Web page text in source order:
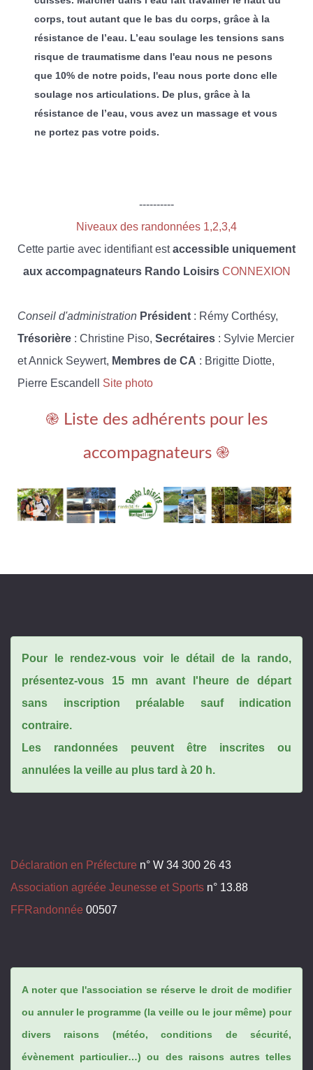
corps, tout autant que le bas du corps, grâce à la
résistance de l’eau. L’eau soulage les tensions sans
risque de traumatisme dans l'eau nous ne pesons
que 10% de notre poids, l'eau nous porte donc elle
soulage nos articulations. De plus, grâce à la
résistance de l’eau, vous avez un massage et vous
ne portez pas votre poids.
----------
Niveaux des randonnées 1,2,3,4
Cette partie avec identifiant estaccessible uniquement
aux accompagnateurs Rando Loisirs CONNEXION
Conseil d'administration Président : Rémy Corthésy,
Trésorière : Christine Piso, Secrétaires : Sylvie Mercier
et Annick Seywert, Membres de CA : Brigitte Diotte,
Pierre Escandell Site photo
֎ Liste des adhérents pour les
accompagnateurs ֎
Pour le rendez-vous voir le détail de la rando,
présentez-vous 15 mn avant l'heure de départ
sans inscription préalable sauf indication
contraire.
Les randonnées peuvent être inscrites ou
annulées la veille au plus tard à 20 h.
Déclaration en Préfecture n° W 34 300 26 43
Association agréée Jeunesse et Sports n° 13.88
FFRandonnée 00507
A noter que l'association se réserve le droit de modifier
ou annuler le programme (la veille ou le jour même) pour
divers raisons (météo, conditions de sécurité,
évènement particulier…) ou des raisons autres telles